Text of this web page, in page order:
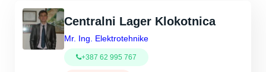
Centralni Lager Klokotnica
Mr. Ing. Elektrotehnike
+387 62 995 767